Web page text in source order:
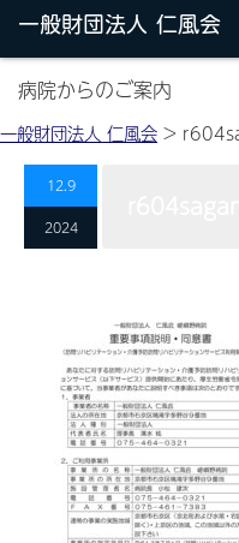
病院からのご案内
一般財団法人 仁風会 >
12.9
2024